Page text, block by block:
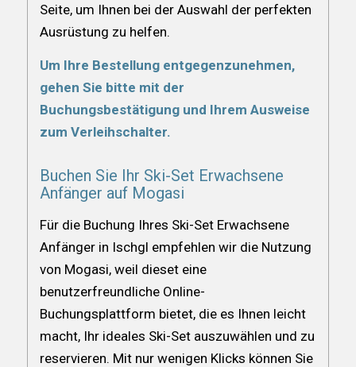
Seite, um Ihnen bei der Auswahl der perfekten
Ausrüstung zu helfen.
Um Ihre Bestellung entgegenzunehmen,
gehen Sie bitte mit der
Buchungsbestätigung und Ihrem Ausweise
zum Verleihschalter.
Buchen Sie Ihr Ski-Set Erwachsene
Anfänger auf Mogasi
Für die Buchung Ihres Ski-Set Erwachsene
Anfänger in Ischgl empfehlen wir die Nutzung
von Mogasi, weil dieset eine
benutzerfreundliche Online-
Buchungsplattform bietet, die es Ihnen leicht
macht, Ihr ideales Ski-Set auszuwählen und zu
reservieren. Mit nur wenigen Klicks können Sie